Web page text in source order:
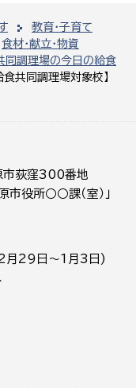
教育・子育て
食材・献立・物資
同調理場の今日の給食
共同調理場対象校】
荻窪300番地
役所○○課（室）」
月29日～1月3日)